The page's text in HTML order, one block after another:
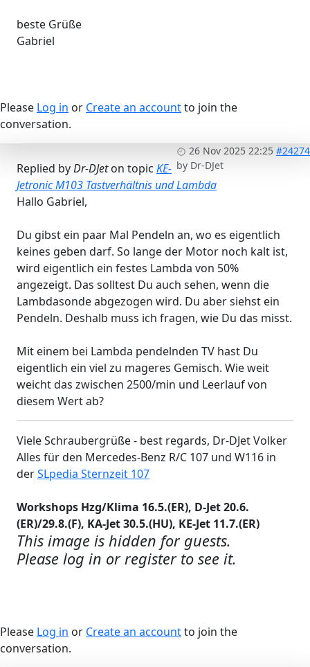
beste Grüße
Gabriel
Please Log in or Create an accountto join the
conversation.
26 Nov 2025 22:25 #24274
by Dr-DJet
Replied byDr-DJeton topic KE-
Jetronic M103 Tastverhältnis und Lambda
Hallo Gabriel,
Du gibst ein paar Mal Pendeln an, wo es eigentlich
keines geben darf. So lange der Motor noch kalt ist,
wird eigentlich ein festes Lambda von 50%
angezeigt. Das solltest Du auch sehen, wenn die
Lambdasonde abgezogen wird. Du aber siehst ein
Pendeln. Deshalb muss ich fragen, wie Du das misst.
Mit einem bei Lambda pendelnden TV hast Du
eigentlich ein viel zu mageres Gemisch. Wie weit
weicht das zwischen 2500/min und Leerlauf von
diesem Wert ab?
Viele Schraubergrüße - best regards, Dr-DJet Volker
Alles für den Mercedes-Benz R/C 107 und W116 in
derSLpedia Sternzeit 107
Workshops Hzg/Klima 16.5.(ER), D-Jet 20.6.
(ER)/29.8.(F), KA-Jet 30.5.(HU), KE-Jet 11.7.(ER)
This image is hidden for guests.
Please log in or register to see it.
Please Log in or Create an accountto join the
conversation.